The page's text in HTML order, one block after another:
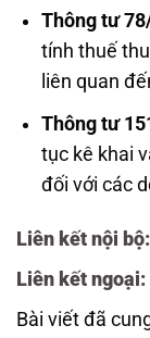
Thông tư
tính thuế
liên quan
Thông tư
tục kê khai
đối với các
Liên kết nội
Liên kết
Bài viết đã